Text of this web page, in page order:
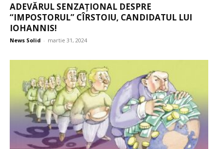
ADEVĂRUL SENZAȚIONAL DESPRE
“IMPOSTORUL” CÎRSTOIU, CANDIDATUL LUI
IOHANNIS!
News Solid - martie 31, 2024